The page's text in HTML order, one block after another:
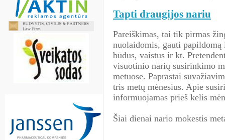
Tapti draugijos nariu
Pareiškimas, tai tik pirmas
nuolaidomis, gauti
būdus, vaistus ir kt.
visuotinio narių susirinkimo
metuose. Paprastai
tris metų mėnesius. Apie
informuojamas prieš kelis
Šiai dienai nario mokestis